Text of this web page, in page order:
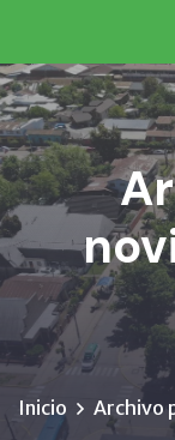
Inicio Archivo